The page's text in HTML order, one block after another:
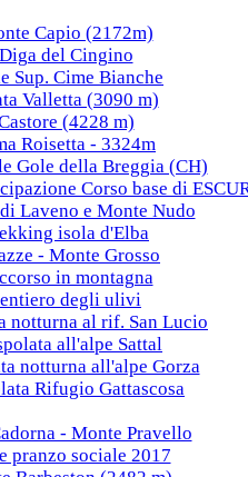
Capio (2172m)
Diga del Cingino
Sup. Cime Bianche
Valletta (3090 m)
(4228 m)
Roisetta - 3324m
Gole della Breggia (CH)
Corso base di
Laveno e Monte Nudo
isola d'Elba
- Monte Grosso
in montagna
degli ulivi
notturna al rif. San Lucio
all'alpe Sattal
notturna all'alpe Gorza
Rifugio Gattascosa
- Monte Pravello
pranzo sociale 2017